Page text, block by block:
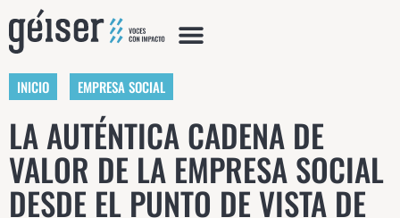
INICIO EMPRESA SOCIAL
LA AUTÉNTICA CADENA DE
VALOR DE LA EMPRESA SOCIAL
DESDE EL PUNTO DE VISTA DE